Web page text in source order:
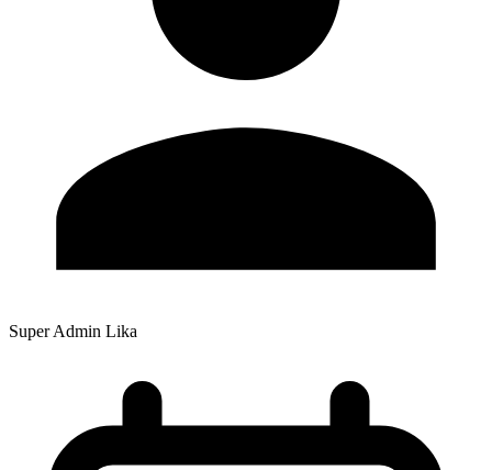
Super Admin Lika